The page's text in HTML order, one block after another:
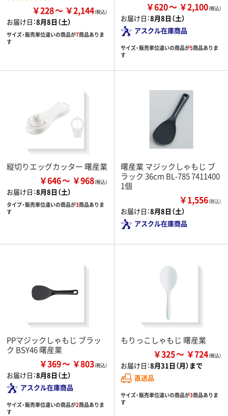
￥228 ￥2,144
お届け日：8月8日（土）
サイズ・販売単位違いの商品が7商品ありま
す
￥620 ￥2,100
お届け日：8月8日（土）
アスクル在庫商品
サイズ・販売単位違いの商品が5商品ありま
す
縦切りエッグカッター 曙産業
￥646 ￥968
お届け日：8月8日（土）
タイプ・販売単位違いの商品が3商品ありま
す
曙産業 マジックしゃもじ ブ
ラック 36cm BL-785 7411400
1個
￥1,556（税込）
お届け日：8月8日（土）
アスクル在庫商品
PPマジックしゃもじ ブラッ
ク BSY46 曙産業
￥369 ￥803
お届け日：8月8日（土）
アスクル在庫商品
サイズ・販売単位違いの商品が2商品ありま
す
もりっこしゃもじ 曙産業
￥325 ￥724
お届け日：8月31日（月）まで
直送品
サイズ・販売単位違いの商品が3商品ありま
す